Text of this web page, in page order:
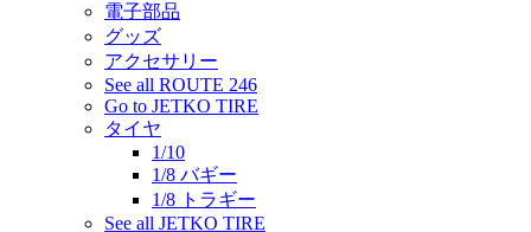
電子部品
グッズ
アクセサリー
See all ROUTE 246
Go to JETKO TIRE
タイヤ
1/10
1/8 バギー
1/8 トラギー
See all JETKO TIRE